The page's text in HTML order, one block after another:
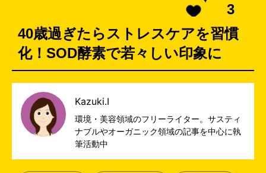
3
40歳過ぎたらストレスケアを習慣
化！SOD酵素で若々しい印象に
Kazuki.I
環境・美容領域のフリーライター。サスティ
ナブルやオーガニック領域の記事を中心に執
筆活動中